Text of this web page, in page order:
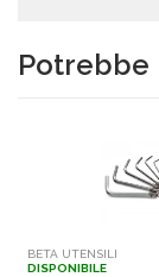
Potrebbe
BETA UTENSILI
DISPONIBILE